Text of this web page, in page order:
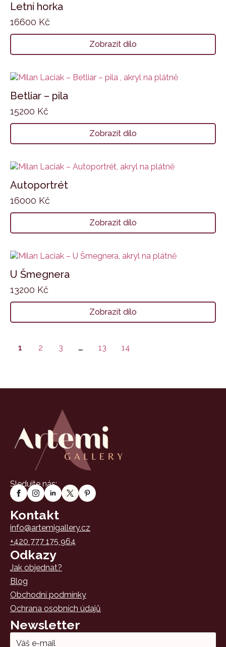
Letní horka
16600 Kč
Zobrazit dílo
Betliar – pila
15200 Kč
Zobrazit dílo
Autoportrét
16000 Kč
Zobrazit dílo
U Šmegnera
13200 Kč
Zobrazit dílo
1 2 3 … 13 14
Sledujte nás:
Kontakt
info@artemigallery.cz
+420 777 175 964
Odkazy
Jak objednat?
Blog
Obchodní podmínky
Ochrana osobních údajů
Newsletter
Email